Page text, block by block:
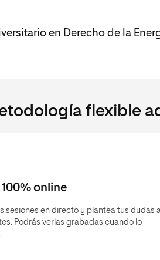
en Derecho de la
flexible
online
sesiones en directo y plantea tus dudas a
Podrás verlas grabadas cuando lo